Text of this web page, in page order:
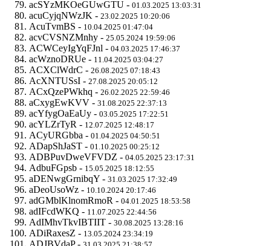
acSYzMKOeGUwGTU - 01.03.2025 13:03:31
acuCyjqNWzJK - 23.02.2025 10:20:06
AcuTvmBS - 10.04.2025 01:47:04
acvCVSNZMnhy - 25.05.2024 19:59:06
ACWCeyIgYqFJnl - 04.03.2025 17:46:37
acWznoDRUe - 11.04.2025 03:04:27
ACXClWdrC - 26.08.2025 07:18:43
AcXNTUSsI - 27.08.2025 20:05:12
ACxQzePWkhq - 26.02.2025 22:59:46
aCxygEwKVV - 31.08.2025 22:37:13
acYfygOaEaUy - 03.05.2025 17:22:51
acYLZrTyR - 12.07.2025 12:48:17
ACyURGbba - 01.04.2025 04:50:51
ADapShJaST - 01.10.2025 00:25:12
ADBPuvDweVFVDZ - 04.05.2025 23:17:31
AdbuFGpsb - 15.05.2025 18:12:55
aDENwgGrnibqY - 31.03.2025 17:32:49
aDeoUsoWz - 10.10.2024 20:17:46
adGMblKlnomRmoR - 04.01.2025 18:53:58
adIFcdWKQ - 11.07.2025 22:44:56
AdIMhvTkvIBTIIT - 30.08.2025 13:28:16
ADiRaxesZ - 13.05.2024 23:34:19
ADJBVdaP -